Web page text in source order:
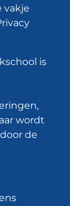
vakje
is
wordt
de